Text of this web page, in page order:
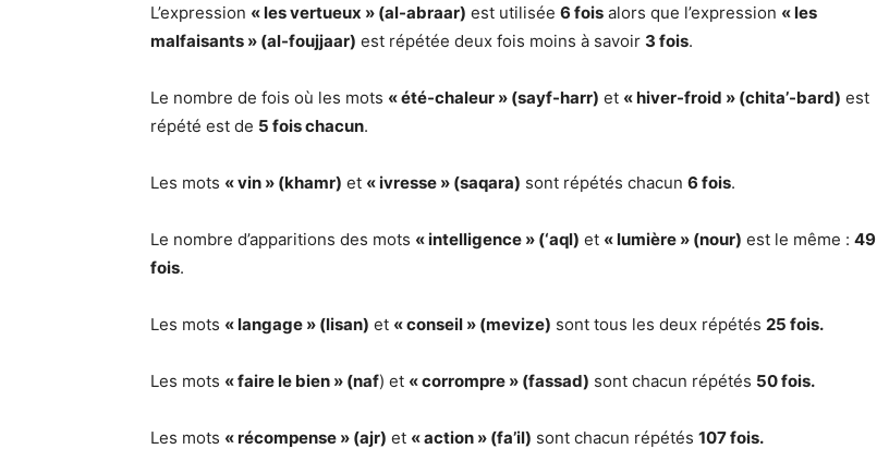
L’expression « les vertueux » (al-abraar) est utilisée 6 fois alors que l’expression « les
malfaisants » (al-foujjaar) est répétée deux fois moins à savoir 3 fois.
Le nombre de fois où les mots « été-chaleur » (sayf-harr) et « hiver-froid » (chita’-bard) est
répété est de 5 fois chacun.
Les mots « vin » (khamr) et « ivresse » (saqara) sont répétés chacun 6 fois.
Le nombre d’apparitions des mots « intelligence » (‘aql) et « lumière » (nour) est le même : 49
fois.
Les mots « langage » (lisan) et « conseil » (mevize) sont tous les deux répétés 25 fois.
Les mots « faire le bien » (naf) et « corrompre » (fassad) sont chacun répétés 50 fois.
Les mots « récompense » (ajr) et « action » (fa’il) sont chacun répétés 107 fois.